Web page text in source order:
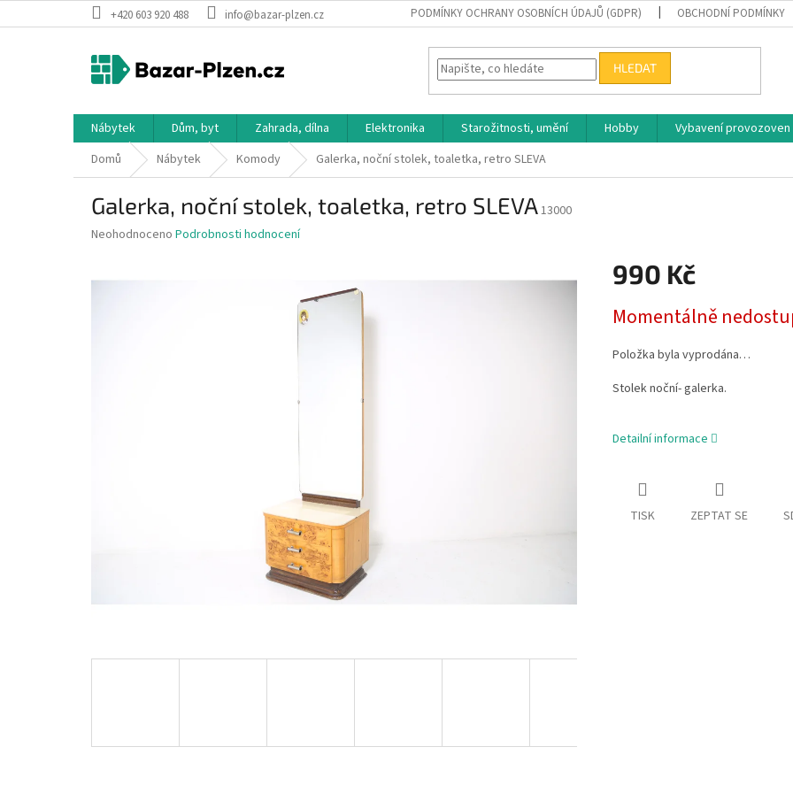
na
+420 603 920 488 info@bazar-plzen.cz PODMÍNKY OCHRANY OSOBNÍCH ÚDAJŮ (GDPR) OBCHODNÍ PODMÍNKY
HLEDAT
Nábytek Dům, byt Zahrada, dílna Elektronika Starožitnosti, umění Hobby Vybavení provozoven
Domů
Nábytek Komody Galerka, noční stolek, toaletka, retro SLEVA
Galerka, noční stolek, toaletka, retro SLEVA13000
Průměrné
je
Neohodnoceno Podrobnosti hodnocení
990 Kč
cena:
Momentálně
Položka byla vyprodána…
Stolek noční- galerka.
Detailní informace
TISK ZEPTAT SE